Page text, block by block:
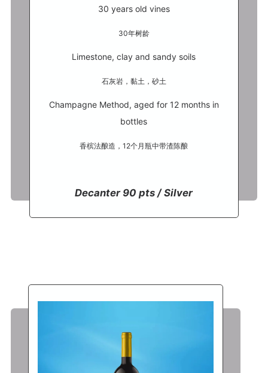
30 years old vines
30年树龄
Limestone, clay and sandy soils
石灰岩，黏土，砂土
Champagne Method, aged for 12 months in
bottles
香槟法酿造，12个月瓶中带渣陈酿
Decanter 90 pts / Silver